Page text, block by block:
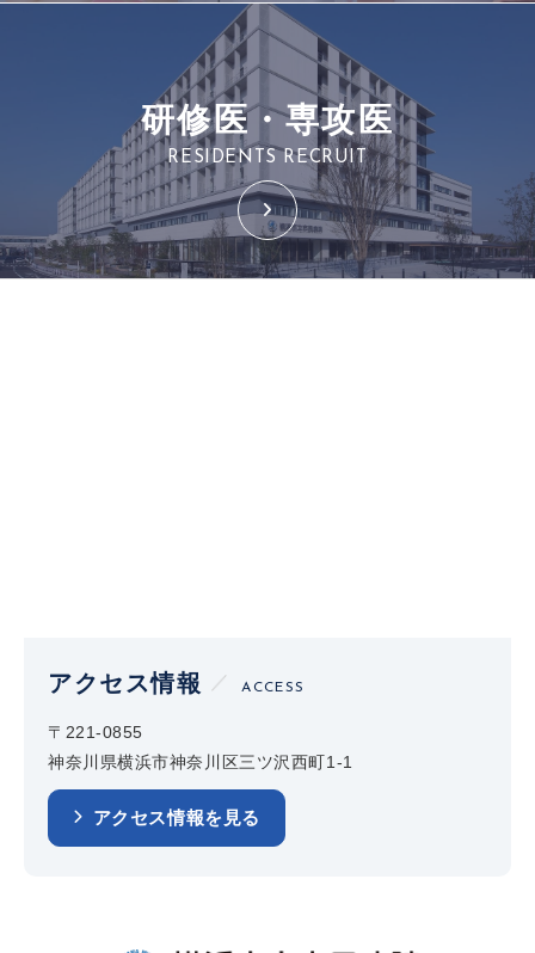
研修医・専攻医
RESIDENTS RECRUIT
アクセス情報 ACCESS
〒221-0855
神奈川県横浜市神奈川区三ツ沢西町1-1
アクセス情報を見る